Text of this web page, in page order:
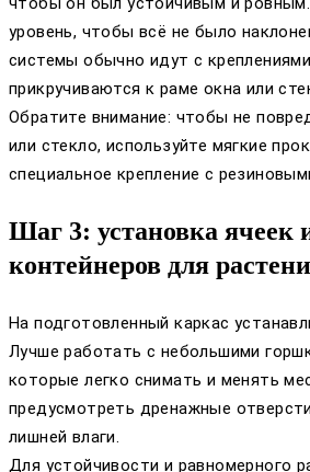
уровень, чтобы всё не было
системы обычно идут с
прикручиваются к раме окна или
Обратите внимание: чтобы не
или стекло, используйте мягкие
специальное крепление с
Шаг 3: установка ячеек
контейнеров для
На подготовленный каркас
Лучше работать с небольшими
которые легко снимать и менять
предусмотреть дренажные
лишней влаги.
Для устойчивости и равномерного